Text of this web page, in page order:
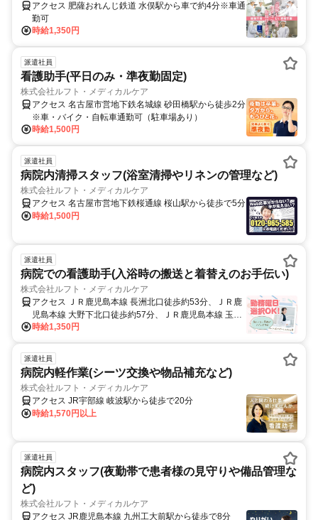
時給1,350円
アクセス 肥薩おれんじ鉄道 水俣駅から車で約4分※車通
勤可
派遣社員
看護助手(平日のみ・準夜勤固定)
株式会社ルフト・メディカルケア
時給1,500円
アクセス 名古屋市営地下鉄名城線 砂田橋駅から徒歩2分
※車・バイク・自転車通勤可（駐車場あり）
派遣社員
病院内清掃スタッフ(浴室清掃やリネンの管理など)
株式会社ルフト・メディカルケア
時給1,500円
アクセス 名古屋市営地下鉄桜通線 桜山駅から徒歩で5分
派遣社員
病院での看護助手(入浴時の搬送と着替えのお手伝い)
株式会社ルフト・メディカルケア
時給1,350円
アクセス ＪＲ鹿児島本線 長洲北口徒歩約53分、ＪＲ鹿
児島本線 大野下北口徒歩約57分、ＪＲ鹿児島本線 玉名
北口徒歩約82分 JR鹿児島本線『長洲駅』より車で10分
※車・バイク・自転車通勤OK（駐車場無料）
派遣社員
病院内軽作業(シーツ交換や物品補充など)
株式会社ルフト・メディカルケア
時給1,570円以上
アクセス JR宇部線 岐波駅から徒歩で20分
派遣社員
病院内スタッフ(夜勤帯で患者様の見守りや備品管理な
ど)
株式会社ルフト・メディカルケア
アクセス JR鹿児島本線 九州工大前駅から徒歩で8分